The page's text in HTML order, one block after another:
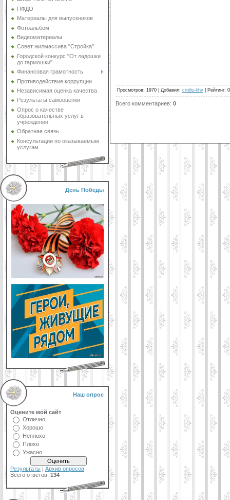
ПФДО
Материалы для выпускников
Фотоальбом
Видеоматериалы
Совет жилмассива "Стройка"
Городской конкурс "От ладошки
до гармошки"
Финансовая грамотность
Противодействие коррупции
Независимая оценка качества
Результаты самооценки
Опрос о качестве
образовательных услуг в
учреждении
Обратная связь
Консультации по оказываемым
услугам
День Победы
Наш опрос
Оцените мой сайт
Отлично
Хорошо
Неплохо
Плохо
Ужасно
Результаты | Архив опросов
Всего ответов: 134
Просмотров: 1970 Добавил: crtdiu-khv Рейтинг:
Всего комментариев: 0